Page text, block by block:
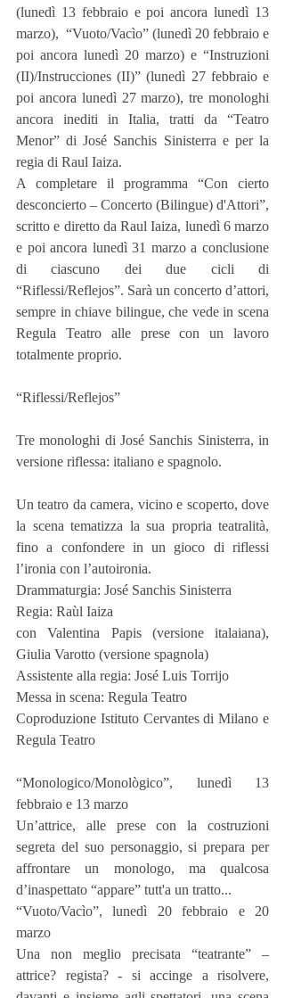
(lunedì 13 febbraio e poi ancora lunedì 13
marzo),  “Vuoto/Vacìo” (lunedì 20 febbraio e
poi ancora lunedì 20 marzo) e “Instruzioni
(II)/Instrucciones (II)” (lunedì 27 febbraio e
poi ancora lunedì 27 marzo), tre monologhi
ancora inediti in Italia, tratti da “Teatro
Menor” di José Sanchis Sinisterra e per la
regia di Raul Iaiza.
A completare il programma “Con cierto
desconcierto – Concerto (Bilingue) d'Attori”,
scritto e diretto da Raul Iaiza, lunedì 6 marzo
e poi ancora lunedì 31 marzo a conclusione
di ciascuno dei due cicli di
“Riflessi/Reflejos”. Sarà un concerto d’attori,
sempre in chiave bilingue, che vede in scena
Regula Teatro alle prese con un lavoro
totalmente proprio.
“Riflessi/Reflejos”
Tre monologhi di José Sanchis Sinisterra, in
versione riflessa: italiano e spagnolo.
Un teatro da camera, vicino e scoperto, dove
la scena tematizza la sua propria teatralità,
fino a confondere in un gioco di riflessi
l’ironia con l’autoironia.
Drammaturgia: José Sanchis Sinisterra
Regia: Raùl Iaiza
con Valentina Papis (versione italaiana),
Giulia Varotto (versione spagnola)
Assistente alla regia: José Luis Torrijo
Messa in scena: Regula Teatro
Coproduzione Istituto Cervantes di Milano e
Regula Teatro
“Monologico/Monològico”, lunedì 13
febbraio e 13 marzo
Un’attrice, alle prese con la costruzioni
segreta del suo personaggio, si prepara per
affrontare un monologo, ma qualcosa
d’inaspettato “appare” tutt'a un tratto...
“Vuoto/Vacìo”, lunedì 20 febbraio e 20
marzo
Una non meglio precisata “teatrante” –
attrice? regista? - si accinge a risolvere,